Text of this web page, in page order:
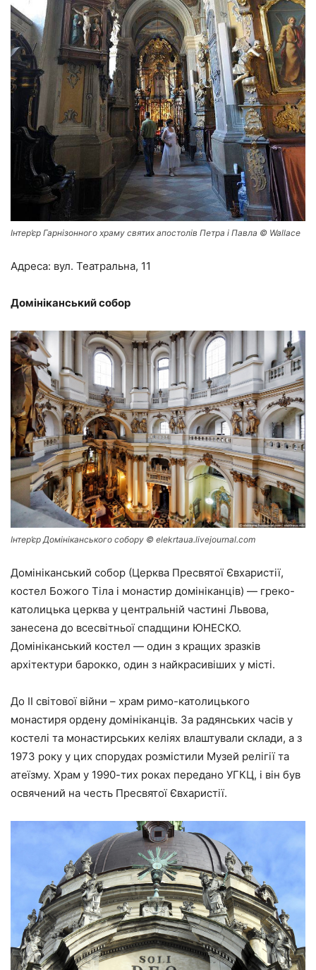
Інтер’єр Гарнізонного храму святих апостолів Петра і Павла © Wallace
Адреса: вул. Театральна, 11
Домініканський собор
Інтер’єр Домініканського собору © elekrtaua.livejournal.com
Домініканський собор (Церква Пресвятої Євхаристії,
костел Божого Тіла і монастир домініканців) — греко-
католицька церква у центральній частині Львова,
занесена до всесвітньої спадщини ЮНЕСКО.
Домініканський костел — один з кращих зразків
архітектури барокко, один з найкрасивіших у місті.
До ІІ світової війни – храм римо-католицького
монастиря ордену домініканців. За радянських часів у
костелі та монастирських келіях влаштували склади, а з
1973 року у цих спорудах розмістили Музей релігії та
атеїзму. Храм у 1990-тих роках передано УГКЦ, і він був
освячений на честь Пресвятої Євхаристії.